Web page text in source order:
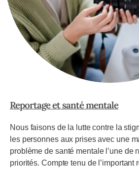
Reportage et santé mentale
Nous faisons de la lutte contre la
les personnes aux prises avec une
problème de santé mentale l’une de
priorités. Compte tenu de l’important